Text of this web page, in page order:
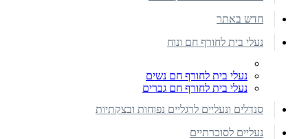
חדש באתר
נעלי בית לחורף חם ונוח
נעלי בית לחורף חם נשים
נעלי בית לחורף חם גברים
סנדלים ונעליים לרגליים נפוחות ובצקתיות
נעליים לסוכרתיים